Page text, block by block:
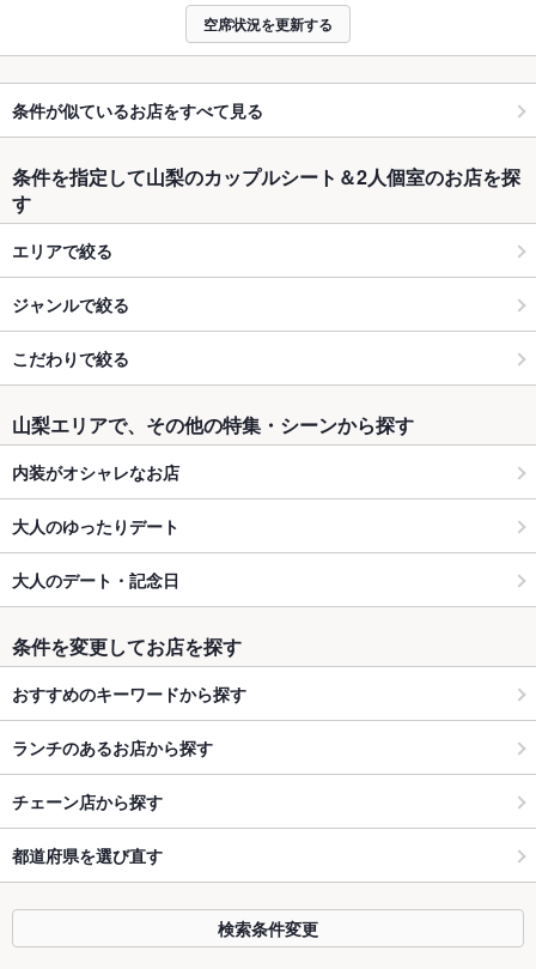
空席状況を更新する
条件が似ているお店をすべて見る
条件を指定して山梨のカップルシート＆2人個室のお店を探
す
エリアで絞る
ジャンルで絞る
こだわりで絞る
山梨エリアで、その他の特集・シーンから探す
内装がオシャレなお店
大人のゆったりデート
大人のデート・記念日
条件を変更してお店を探す
おすすめのキーワードから探す
ランチのあるお店から探す
チェーン店から探す
都道府県を選び直す
検索条件変更